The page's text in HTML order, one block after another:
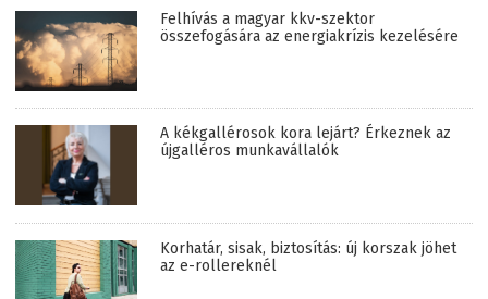
Felhívás a magyar kkv-szektor
összefogására az energiakrízis kezelésére
A kékgallérosok kora lejárt? Érkeznek az
újgalléros munkavállalók
Korhatár, sisak, biztosítás: új korszak jöhet
az e-rollereknél